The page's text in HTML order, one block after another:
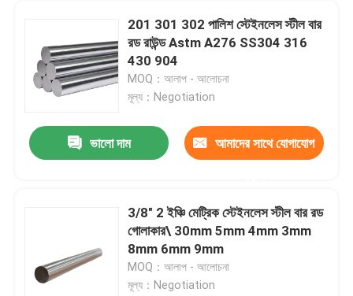
পরিচিতি
201 301 302 পালিশ স্টেইনলেস স্টীল বার
রড রাউন্ড Astm A276 SS304 316
430 904
MOQ：আলাপ - আলোচনা
মূল্য：Negotiation
ভালো দাম আমাদের সাথে যোগাযোগ
3/8" 2 ইঞ্চি মেট্রিক স্টেইনলেস স্টীল বার রড
গোলাকার\ 30mm 5mm 4mm 3mm
8mm 6mm 9mm
MOQ：আলাপ - আলোচনা
মূল্য：Negotiation